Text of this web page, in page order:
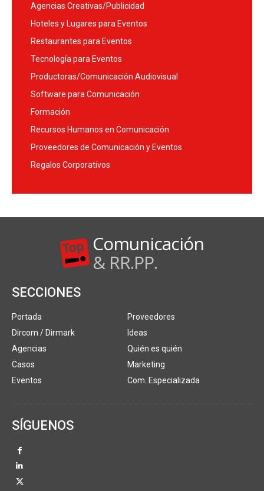
Agencias Creativas/Publicidad
Hoteles y Lugares para Eventos
Restaurantes para Eventos
Tecnología para Eventos
Productoras/Comunicación Audiovisual
Software para Comunicación
Formación
Recursos Humanos en Comunicación
Proveedores de Comunicación y Eventos
Regalos Corporativos
Comunicación
& RR.PP.
SECCIONES
Portada
Dircom / Dirmark
Agencias
Casos
Eventos
Proveedores
Ideas
Quién es quién
Marketing
Com. Especializada
SÍGUENOS